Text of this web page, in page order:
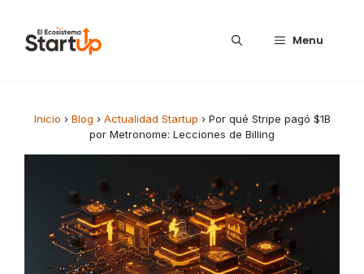
Menu
Inicio › Blog › Actualidad Startup › Por qué Stripe pagó $1B
por Metronome: Lecciones de Billing